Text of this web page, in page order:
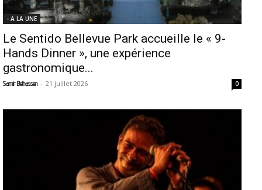
- A LA UNE
Le Sentido Bellevue Park accueille le « 9-
Hands Dinner », une expérience
gastronomique...
Samir Belhassen - 21 juillet 2026 0